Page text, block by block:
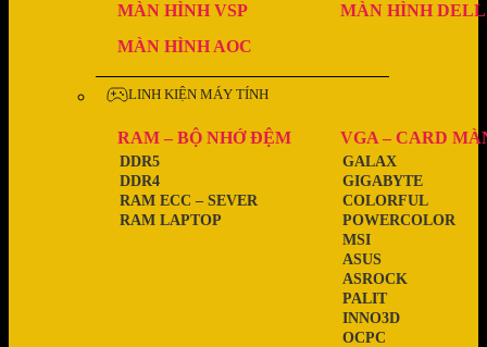
MÀN HÌNH VSP
MÀN HÌNH DELL
MÀN HÌNH AOC
LINH KIỆN MÁY TÍNH
RAM – BỘ NHỚ ĐỆM
RAM LAPTOP
RAM ECC – SEVER
DDR4
DDR5
VGA – CARD
OCPC
INNO3D
PALIT
ASROCK
ASUS
MSI
POWERCOLOR
COLORFUL
GIGABYTE
GALAX